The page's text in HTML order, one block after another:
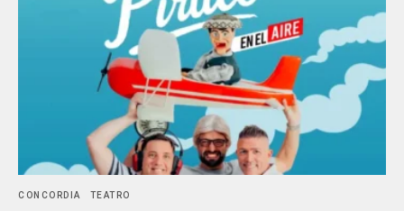
CONCORDIA TEATRO